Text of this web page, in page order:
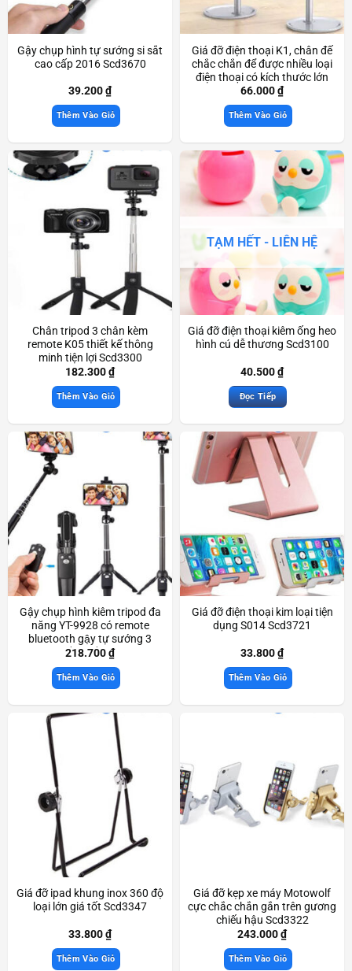
Gậy chụp hình tự sướng si sắt
cao cấp 2016 Scd3670
39.200₫
Thêm Vào Giỏ
Giá đỡ điện thoại K1, chân đế
chắc chắn để được nhiều loại
điện thoại có kích thước lớn
Scd3169
66.000₫
Thêm Vào Giỏ
Chân tripod 3 chân kèm
remote K05 thiết kế thông
minh tiện lợi Scd3300
182.300₫
Thêm Vào Giỏ
TẠM HẾT - LIÊN HỆ
Giá đỡ điện thoại kiêm ống heo
hình cú dễ thương Scd3100
40.500₫
Đọc Tiếp
Gậy chụp hình kiêm tripod đa
năng YT-9928 có remote
bluetooth gậy tự sướng 3
chân chắc chắn Scd3619
218.700₫
Thêm Vào Giỏ
Giá đỡ điện thoại kim loại tiện
dụng S014 Scd3721
33.800₫
Thêm Vào Giỏ
Giá đỡ ipad khung inox 360 độ
loại lớn giá tốt Scd3347
33.800₫
Thêm Vào Giỏ
Giá đỡ kẹp xe máy Motowolf
cực chắc chắn gắn trên gương
chiếu hậu Scd3322
243.000₫
Thêm Vào Giỏ